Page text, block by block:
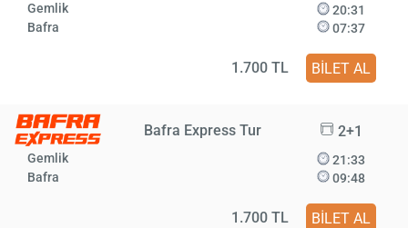
Gemlik
Bafra
20:31
07:37
1.700 TL BİLET AL
Bafra Express Tur 2+1
Gemlik
Bafra
21:33
09:48
1.700 TL BİLET AL